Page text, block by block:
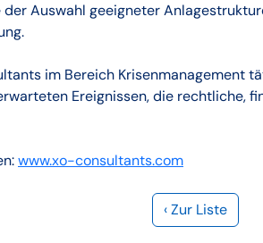
Auswahl geeigneter
im Bereich Krisenmanagement
Ereignissen, die rechtliche,
www.xo-consultants.com
‹ Zur Liste